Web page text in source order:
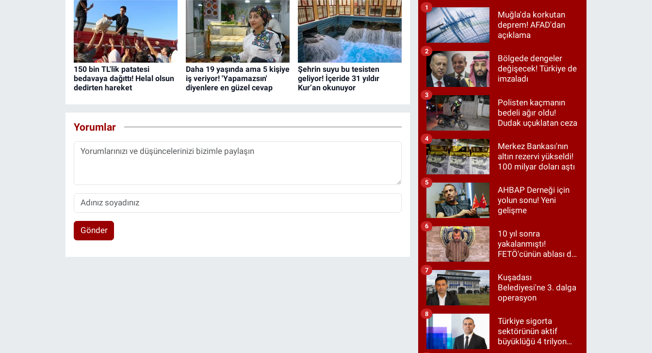
150 bin TL'lik patatesi
bedavaya dağıttı! Helal olsun
dedirten hareket
Daha 19 yaşında ama 5 kişiye
iş veriyor! 'Yapamazsın'
diyenlere en güzel cevap
Şehrin suyu bu tesisten
geliyor! İçeride 31 yıldır
Kur’an okunuyor
Yorumlar
Gönder
Muğla'da korkutan
deprem! AFAD'dan
açıklama
1
Bölgede dengeler
değişecek! Türkiye de
imzaladı
2
Polisten kaçmanın
bedeli ağır oldu!
Dudak uçuklatan ceza
3
Merkez Bankası'nın
altın rezervi yükseldi!
100 milyar doları aştı
4
AHBAP Derneği için
yolun sonu! Yeni
gelişme
5
10 yıl sonra
yakalanmıştı!
FETÖ'cünün ablası da
6
Kuşadası
Belediyesi'ne 3. dalga
operasyon
7
Türkiye sigorta
sektörünün aktif
büyüklüğü 4 trilyon
8